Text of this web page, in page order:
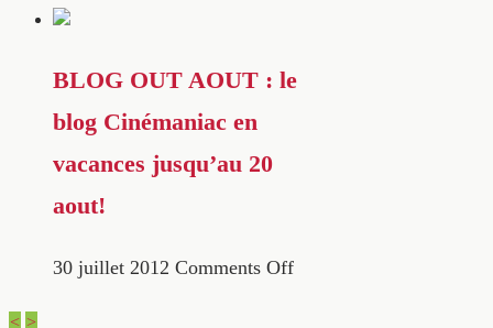
BLOG OUT AOUT : le
blog Cinémaniac en
vacances jusqu’au 20
aout!
30 juillet 2012 Comments Off
< >